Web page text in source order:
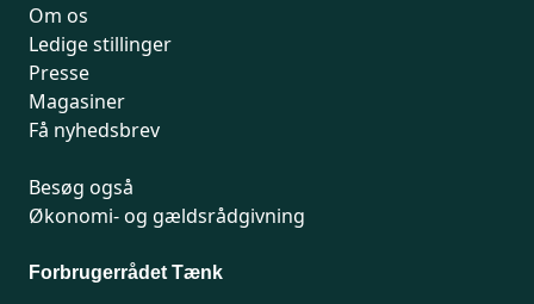
Om os
Ledige stillinger
Presse
Magasiner
Få nyhedsbrev
Besøg også
Økonomi- og gældsrådgivning
Forbrugerrådet Tænk